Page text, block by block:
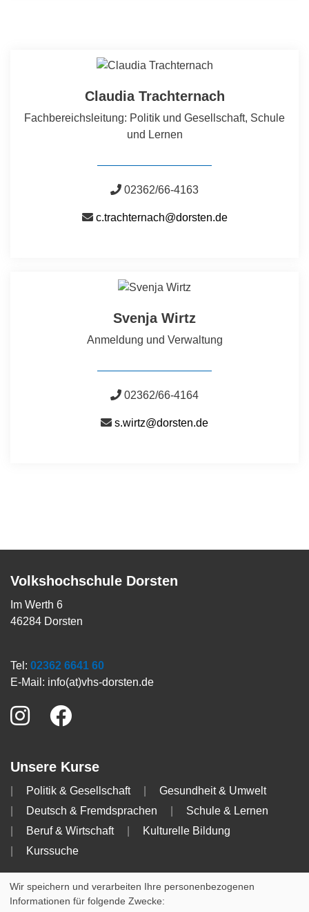
Claudia Trachternach
Fachbereichsleitung: Politik und Gesellschaft, Schule
und Lernen
02362/66-4163
c.trachternach@dorsten.de
Svenja Wirtz
Anmeldung und Verwaltung
02362/66-4164
s.wirtz@dorsten.de
Volkshochschule Dorsten
Im Werth 6
46284 Dorsten
Tel: 02362 6641 60
E-Mail: info(at)vhs-dorsten.de
Unsere Kurse
Politik & Gesellschaft
Gesundheit & Umwelt
Deutsch & Fremdsprachen
Schule & Lernen
Beruf & Wirtschaft
Kulturelle Bildung
Kurssuche
Info
Impressum AGB Datenschutzerklärung
Wir speichern und verarbeiten Ihre personenbezogenen
Informationen für folgende Zwecke: